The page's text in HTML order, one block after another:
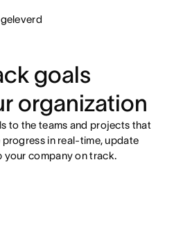
goals
organization
to the teams and projects that
progress in real-time, update
your company on track.